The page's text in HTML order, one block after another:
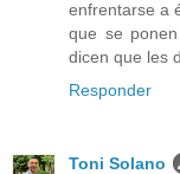
enfrentarse a
que se
dicen que les
Responder
Toni Solano